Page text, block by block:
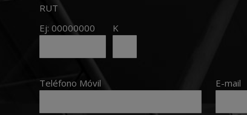
RUT
Ej: 00000000
K
Teléfono Móvil E-mail